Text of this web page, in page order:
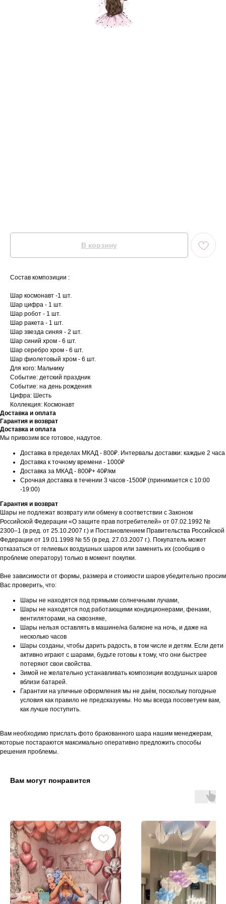
В корзину
Состав композиции :
Шар космонавт -1 шт.
Шар цифра - 1 шт.
Шар робот - 1 шт.
Шар ракета - 1 шт.
Шар звезда синяя - 2 шт.
Шар синий хром - 6 шт.
Шар серебро хром - 6 шт.
Шар фиолетовый хром - 6 шт.
Для кого: Мальчику
Событие: детский праздник
Событие: на день рождения
Цифра: Шесть
Коллекция: Космонавт
Доставка и оплата
Гарантия и возврат
Доставка и оплата
Мы привозим все готовое, надутое.
Доставка в пределах МКАД - 800₽. Интервалы доставки: каждые 2 часа
Доставка к точному времени - 1000₽
Доставка за МКАД - 800₽+ 40₽/км
Срочная доставка в течении 3 часов -1500₽ (принимается с 10:00
-19:00)
Гарантия и возврат
Шары не подлежат возврату или обмену в соответствии с Законом
Российской Федерации «О защите прав потребителей» от 07.02.1992 №
2300–1 (в ред. от 25.10.2007 г.) и Постановлением Правительства Российской
Федерации от 19.01.1998 № 55 (в ред. 27.03.2007 г.). Покупатель может
отказаться от гелиевых воздушных шаров или заменить их (сообщив о
проблеме оператору) только в момент покупки.
Вне зависимости от формы, размера и стоимости шаров убедительно просим
Вас проверить, что:
Шары не находятся под прямыми солнечными лучами,
Шары не находятся под работающими кондиционерами, фенами,
вентиляторами, на сквозняке,
Шары нельзя оставлять в машине/на балконе на ночь, и даже на
несколько часов
Шары созданы, чтобы дарить радость, в том числе и детям. Если дети
активно играют с шарами, будьте готовы к тому, что они быстрее
потеряют свои свойства.
Зимой не желательно устанавливать композиции воздушных шаров
вблизи батарей.
Гарантии на уличные оформления мы не даём, поскольку погодные
условия как правило не предсказуемы. Но мы всегда посоветуем вам,
как лучше поступить.
Вам необходимо прислать фото бракованного шара нашим менеджерам,
которые постараются максимально оперативно предложить способы
решения проблемы.
Вам могут понравится